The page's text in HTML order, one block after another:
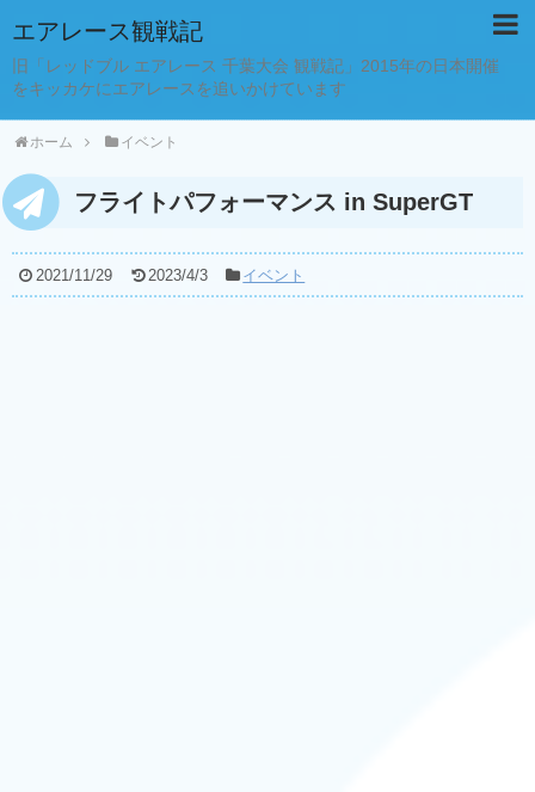
エアレース観戦記
旧「レッドブル エアレース 千葉大会 観戦記」2015年の日本開催
をキッカケにエアレースを追いかけています
ホーム イベント
フライトパフォーマンス in SuperGT
2021/11/29 2023/4/3 イベント